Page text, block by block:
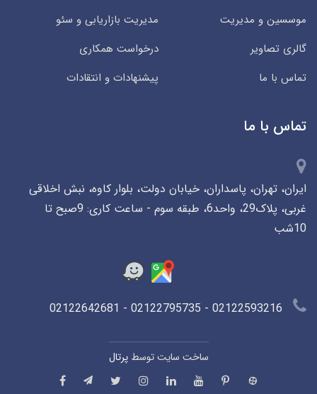
موسسین و مدیریت
مدیریت بازاریابی و سئو
گالری تصاویر
درخواست همکاری
تماس با ما
پیشنهادات و انتقادات
تماس با ما
ایران، تهران، پاسداران، خیابان دولت، بلوار کاوه، نبش اخلاقی
غربی، پلاک29، واحد6، طبقه سوم - ساعت کاری: 9صبح تا
10شب
ساخت سایت توسطپرتال